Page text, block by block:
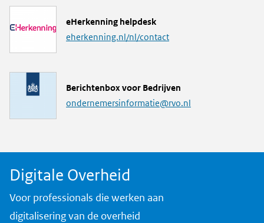
L
i
eHerkenning helpdesk
eherkenning.nl/nl/contact
M
a
r
e
Berichtenbox voor Bedrijven
ondernemersinformatie@rvo.nl
Digitale Overheid
Voor professionals die werken aan
digitalisering van de overheid